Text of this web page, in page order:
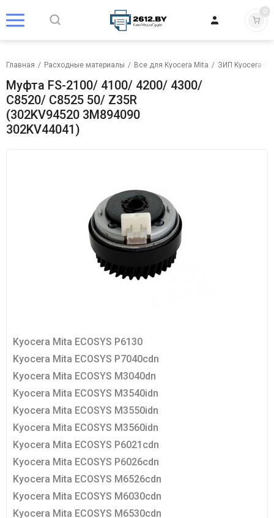
0
Главная / Расходные материалы / Все для Kyocera Mita / ЗИП Kyocera
Муфта FS-2100/ 4100/ 4200/ 4300/
C8520/ C8525 50/ Z35R
(302KV94520 3M894090
302KV44041)
Kyocera Mita ECOSYS P6130
Kyocera Mita ECOSYS P7040cdn
Kyocera Mita ECOSYS M3040dn
Kyocera Mita ECOSYS M3540idn
Kyocera Mita ECOSYS M3550idn
Kyocera Mita ECOSYS M3560idn
Kyocera Mita ECOSYS P6021cdn
Kyocera Mita ECOSYS P6026cdn
Kyocera Mita ECOSYS M6526cdn
Kyocera Mita ECOSYS M6030cdn
Kyocera Mita ECOSYS M6530cdn